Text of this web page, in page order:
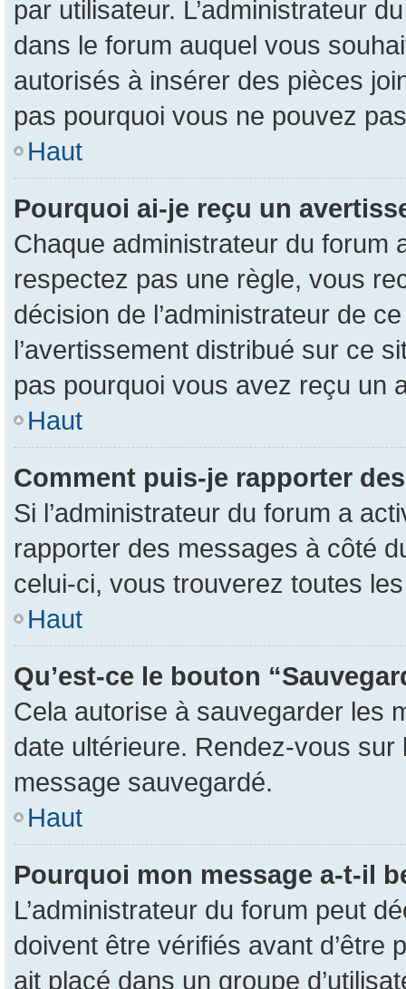
par utilisateur. L’administrateur
dans le forum auquel vous
autorisés à insérer des pièces
pas pourquoi vous ne pouvez
Haut
Pourquoi ai-je reçu un
Chaque administrateur du forum
respectez pas une règle, vous
décision de l’administrateur de
l’avertissement distribué sur ce
pas pourquoi vous avez reçu un
Haut
Comment puis-je rapporter
Si l’administrateur du forum a
rapporter des messages à côté
celui-ci, vous trouverez toutes
Haut
Qu’est-ce le bouton
Cela autorise à sauvegarder les
date ultérieure. Rendez-vous sur
message sauvegardé.
Haut
Pourquoi mon message a-t-il
L’administrateur du forum peut
doivent être vérifiés avant d’être
ait placé dans un groupe